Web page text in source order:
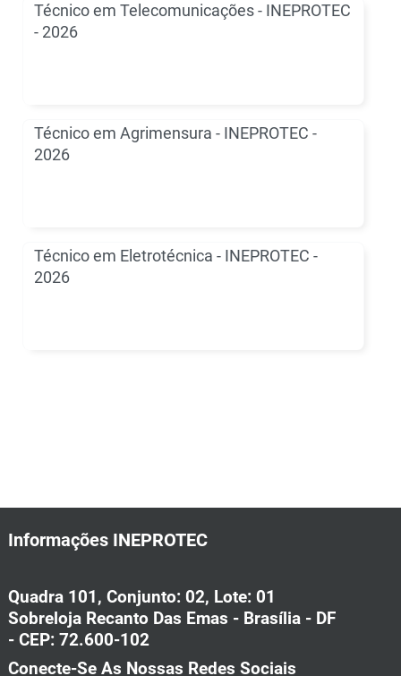
Técnico em Telecomunicações - INEPROTEC
- 2026
Técnico em Agrimensura - INEPROTEC -
2026
Técnico em Eletrotécnica - INEPROTEC -
2026
Informações INEPROTEC
Quadra 101, Conjunto: 02, Lote: 01
Sobreloja Recanto Das Emas - Brasília - DF
- CEP: 72.600-102
Conecte-Se As Nossas Redes Sociais